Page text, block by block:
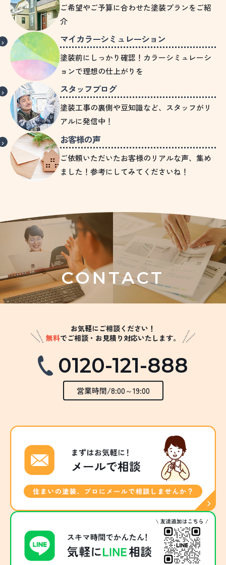
ご希望やご予算に合わせた塗装プランをご紹
介
マイカラーシミュレーション
塗装前にしっかり確認！カラーシミュレーシ
ョンで理想の仕上がりを
スタッフブログ
塗装工事の裏側や豆知識など、スタッフがリ
アルに発信中！
お客様の声
ご依頼いただいたお客様のリアルな声、集め
ました！参考にしてみてくださいね！
CONTACT
お気軽にご相談ください！
無料でご相談・お見積り対応いたします。
0120-121-888
営業時間/8:00～19:00